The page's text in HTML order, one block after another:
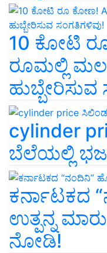
10 ಕೋಟಿ
ರೂಮಲ್ಲಿ
cylinder
ಬೆಲೆಯಲ್ಲಿ
ಕರ್ನಾಟಕದ
ಉತ್ಪನ್ನ
ನೋಡಿ!